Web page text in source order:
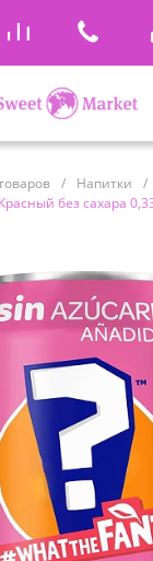
/ Напитки /
без сахара